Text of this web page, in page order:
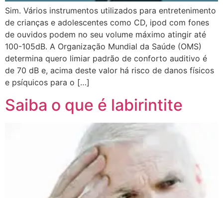
Sim. Vários instrumentos utilizados para entretenimento
de crianças e adolescentes como CD, ipod com fones
de ouvidos podem no seu volume máximo atingir até
100-105dB. A Organização Mundial da Saúde (OMS)
determina quero limiar padrão de conforto auditivo é
de 70 dB e, acima deste valor há risco de danos físicos
e psíquicos para o […]
Saiba o que é labirintite